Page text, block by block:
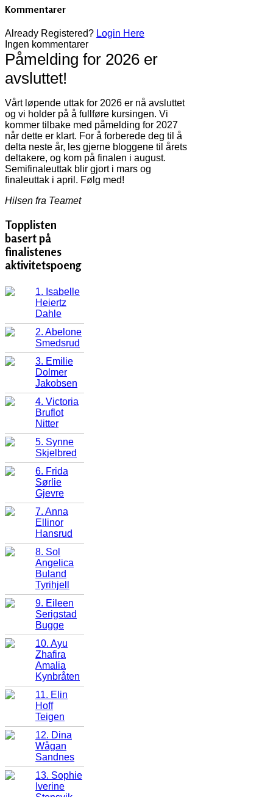
Kommentarer
Already Registered? Login Here
Ingen kommentarer
Påmelding for 2026 er
avsluttet!
Vårt løpende uttak for 2026 er nå avsluttet
og vi holder på å fullføre kursingen. Vi
kommer tilbake med påmelding for 2027
når dette er klart. For å forberede deg til å
delta neste år, les gjerne bloggene til årets
deltakere, og kom på finalen i august.
Semifinaleuttak blir gjort i mars og
finaleuttak i april. Følg med!
Hilsen fra Teamet
Topplisten
basert på
finalistenes
aktivitetspoeng
1. Isabelle
Heiertz
Dahle
2. Abelone
Smedsrud
3. Emilie
Dolmer
Jakobsen
4. Victoria
Bruflot
Nitter
5. Synne
Skjelbred
6. Frida
Sørlie
Gjevre
7. Anna
Ellinor
Hansrud
8. Sol
Angelica
Buland
Tyrihjell
9. Eileen
Serigstad
Bugge
10. Ayu
Zhafira
Amalia
Kynbråten
11. Elin
Hoff
Teigen
12. Dina
Wågan
Sandnes
13. Sophie
Iverine